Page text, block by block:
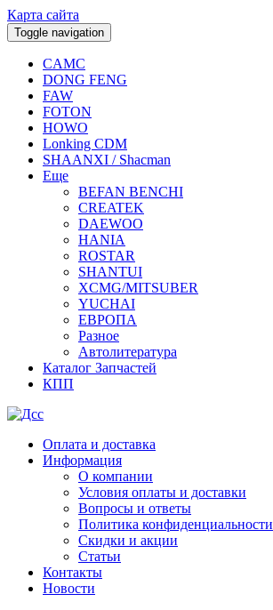
Карта сайта
Toggle navigation
CAMC
DONG FENG
FAW
FOTON
HOWO
Lonking CDM
SHAANXI / Shacman
Еще
BEFAN BENCHI
CREATEK
DAEWOO
HANIA
ROSTAR
SHANTUI
XCMG/MITSUBER
YUCHAI
ЕВРОПА
Разное
Aвтолитература
Каталог Запчастей
КПП
Оплата и доставка
Информация
О компании
Условия оплаты и доставки
Вопросы и ответы
Политика конфиденциальности
Скидки и акции
Статьи
Контакты
Новости